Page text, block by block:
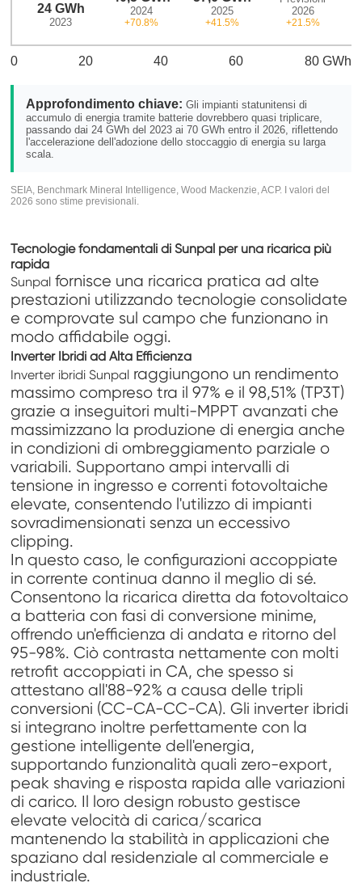
24 GWh
2023
2024
+70.8%
2025
+41.5%
2026
+21.5%
0 20 40 60 80 GWh
Approfondimento chiave: Gli impianti statunitensi di
accumulo di energia tramite batterie dovrebbero quasi triplicare,
passando dai 24 GWh del 2023 ai 70 GWh entro il 2026, riflettendo
l'accelerazione dell'adozione dello stoccaggio di energia su larga
scala.
SEIA, Benchmark Mineral Intelligence, Wood Mackenzie, ACP. I valori del
2026 sono stime previsionali.
Tecnologie fondamentali di Sunpal per una ricarica più
rapida
Sunpal fornisce una ricarica pratica ad alte
prestazioni utilizzando tecnologie consolidate
e comprovate sul campo che funzionano in
modo affidabile oggi.
Inverter Ibridi ad Alta Efficienza
Inverter ibridi Sunpal raggiungono un rendimento
massimo compreso tra il 97% e il 98,51% (TP3T)
grazie a inseguitori multi-MPPT avanzati che
massimizzano la produzione di energia anche
in condizioni di ombreggiamento parziale o
variabili. Supportano ampi intervalli di
tensione in ingresso e correnti fotovoltaiche
elevate, consentendo l'utilizzo di impianti
sovradimensionati senza un eccessivo
clipping.
In questo caso, le configurazioni accoppiate
in corrente continua danno il meglio di sé.
Consentono la ricarica diretta da fotovoltaico
a batteria con fasi di conversione minime,
offrendo un'efficienza di andata e ritorno del
95-98%. Ciò contrasta nettamente con molti
retrofit accoppiati in CA, che spesso si
attestano all'88-92% a causa delle tripli
conversioni (CC-CA-CC-CA). Gli inverter ibridi
si integrano inoltre perfettamente con la
gestione intelligente dell'energia,
supportando funzionalità quali zero-export,
peak shaving e risposta rapida alle variazioni
di carico. Il loro design robusto gestisce
elevate velocità di carica/scarica
mantenendo la stabilità in applicazioni che
spaziano dal residenziale al commerciale e
industriale.